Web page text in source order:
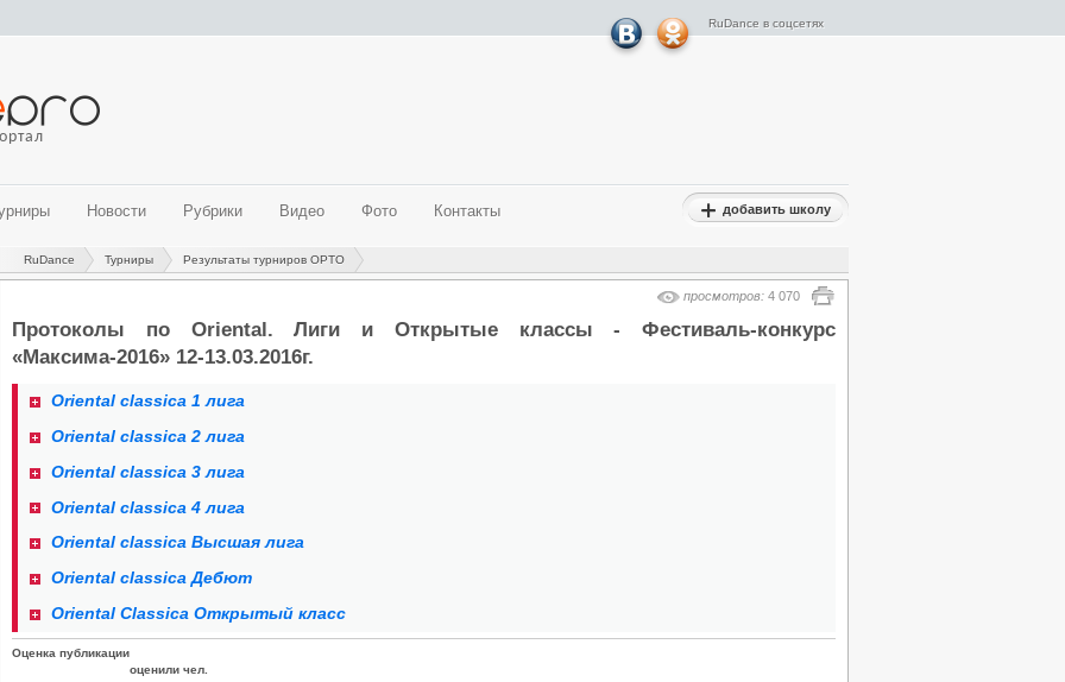
RuDance в соцсетях
добавить школу
Новости Рубрики Видео Фото Контакты
бальные танцы)
танцы)
направления)
Гран-При
Результаты турниров ФТСАРР
RuDance Турниры Результаты турниров ОРТО
просмотров: 4 070
Протоколы по Oriental. Лиги и Открытые классы - Фестиваль-конкурс
«Максима-2016» 12-13.03.2016г.
Oriental classica 1 лига
Oriental classica 2 лига
Oriental classica 3 лига
Oriental classica 4 лига
Oriental classica Высшая лига
Oriental classica Дебют
Oriental Classica Открытый класс
Оценка публикации
оценили чел.